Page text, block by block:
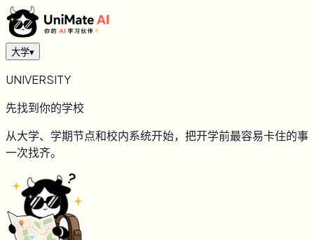
大学▾
UNIVERSITY
先找到你的学校
从大学、学期节点和校内系统开始，把开学前最容易卡住的事
一次找齐。